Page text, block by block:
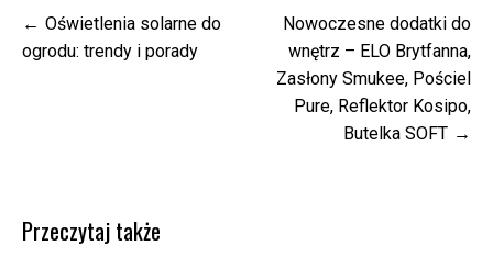
Nawigacja
wpisu
Oświetlenia solarne do
ogrodu: trendy i porady
Nowoczesne dodatki do
wnętrz – ELO Brytfanna,
Zasłony Smukee, Pościel
Pure, Reflektor Kosipo,
Butelka SOFT
Przeczytaj także